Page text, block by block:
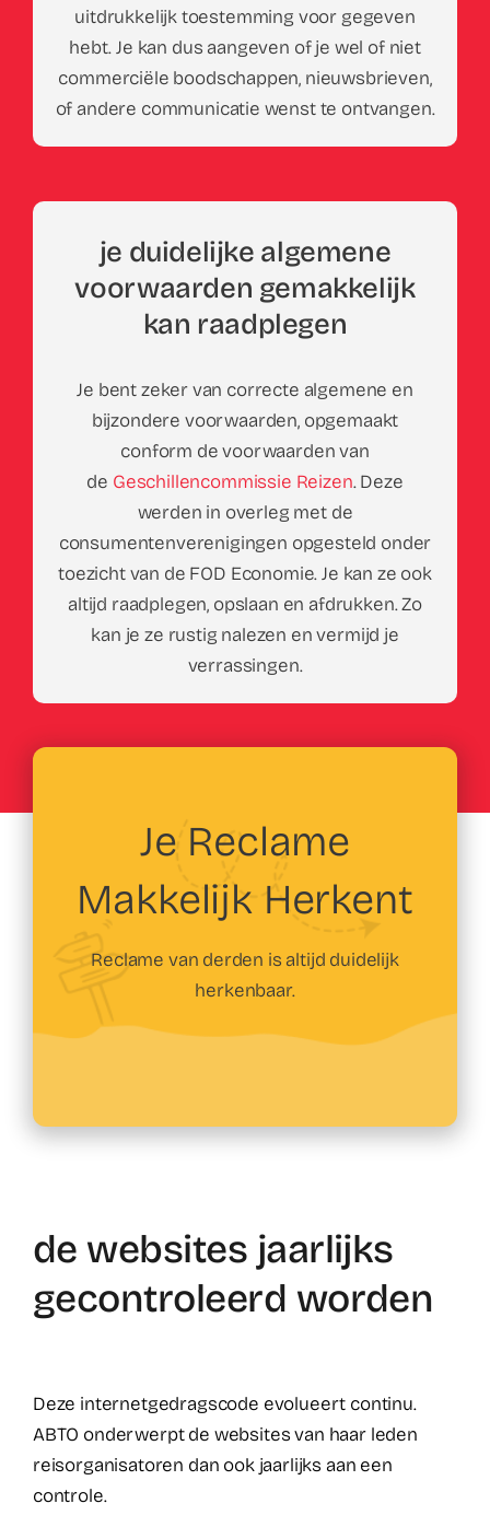
uitdrukkelijk toestemming voor gegeven
hebt. Je kan dus aangeven of je wel of niet
commerciële boodschappen, nieuwsbrieven,
of andere communicatie wenst te ontvangen.
je duidelijke algemene
voorwaarden gemakkelijk
kan raadplegen
Je bent zeker van correcte algemene en
bijzondere voorwaarden, opgemaakt
conform de voorwaarden van
de Geschillencommissie Reizen. Deze
werden in overleg met de
consumentenverenigingen opgesteld onder
toezicht van de FOD Economie. Je kan ze ook
altijd raadplegen, opslaan en afdrukken. Zo
kan je ze rustig nalezen en vermijd je
verrassingen.
Je Reclame
Makkelijk Herkent
Reclame van derden is altijd duidelijk
herkenbaar.
de websites jaarlijks
gecontroleerd worden
Deze internetgedragscode evolueert continu.
ABTO onderwerpt de websites van haar leden
reisorganisatoren dan ook jaarlijks aan een
controle.